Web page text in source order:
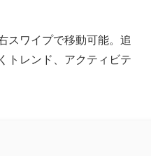
スワイプで移動可能。追
トレンド、アクティビテ